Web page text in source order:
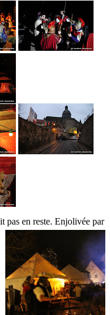
pas en reste. Enjolivée par